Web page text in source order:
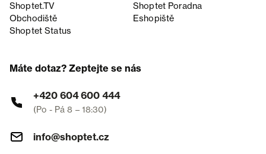
Shoptet.TV
Shoptet Poradna
Obchodiště
Eshopiště
Shoptet Status
Máte dotaz? Zeptejte se nás
+420 604 600 444
(Po - Pá 8 – 18:30)
info@shoptet.cz